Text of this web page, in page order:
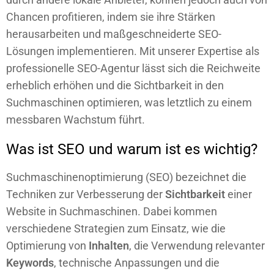
Chancen profitieren, indem sie ihre Stärken
herausarbeiten und maßgeschneiderte SEO-
Lösungen implementieren. Mit unserer Expertise als
professionelle SEO-Agentur lässt sich die Reichweite
erheblich erhöhen und die Sichtbarkeit in den
Suchmaschinen optimieren, was letztlich zu einem
messbaren Wachstum führt.
Was ist SEO und warum ist es wichtig?
Suchmaschinenoptimierung (SEO) bezeichnet die
Techniken zur Verbesserung derSichtbarkeiteiner
Website in Suchmaschinen. Dabei kommen
verschiedene Strategien zum Einsatz, wie die
Optimierung von Inhalten, die Verwendung relevanter
Keywords, technische Anpassungen und die